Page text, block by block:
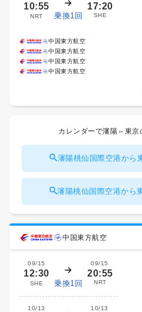
10:55
NRT 乗換1回
17:20
SHE
中国東方航空
中国東方航空
中国東方航空
中国東方航空
カレンダーで瀋陽⇔東京
瀋陽桃仙国際空港から
瀋陽桃仙国際空港から
中国東方航空
09/15
12:30
SHE 乗換1回
09/15
20:55
NRT
10/13 10/13